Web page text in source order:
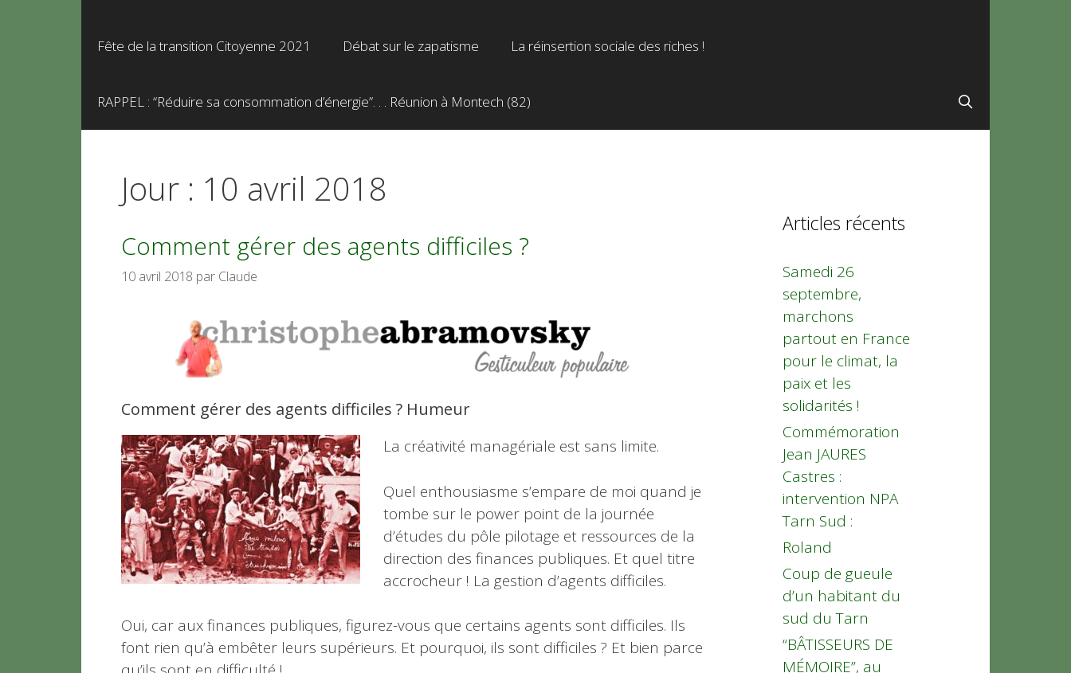
Fête de la transition Citoyenne 2021 Débat sur le zapatisme La réinsertion sociale des riches !
RAPPEL : “Réduire sa consommation d’énergie”. . . Réunion à Montech (82)
Jour : 10 avril 2018
Comment gérer des agents difficiles ?
10 avril 2018 par Claude
Comment gérer des agents difficiles ? Humeur
La créativité managériale est sans limite.
Quel enthousiasme s’empare de moi quand je
tombe sur le power point de la journée
d’études du pôle pilotage et ressources de la
direction des finances publiques. Et quel titre
accrocheur ! La gestion d’agents difficiles.
Oui, car aux finances publiques, figurez-vous que certains agents sont difficiles. Ils
font rien qu’à embêter leurs supérieurs. Et pourquoi, ils sont difficiles ? Et bien parce
Articles récents
Samedi 26
septembre,
marchons
partout en France
pour le climat, la
paix et les
solidarités !
Commémoration
Jean JAURES
Castres :
intervention NPA
Tarn Sud :
Roland
Coup de gueule
d’un habitant du
sud du Tarn
“BÂTISSEURS DE
MÉMOIRE”, au